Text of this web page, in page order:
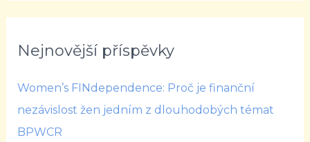
Nejnovější příspěvky
Women’s FINdependence: Proč je finanční
nezávislost žen jedním z dlouhodobých témat
BPWCR